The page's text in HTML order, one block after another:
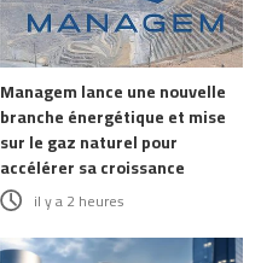
Managem lance une nouvelle
branche énergétique et mise
sur le gaz naturel pour
accélérer sa croissance
il y a 2 heures